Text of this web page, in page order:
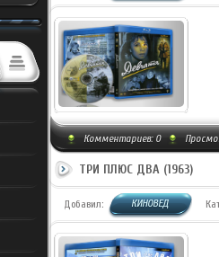
Комментариев: 0
ТРИ ПЛЮС ДВА (1963)
Добавил: КИНОВЕД